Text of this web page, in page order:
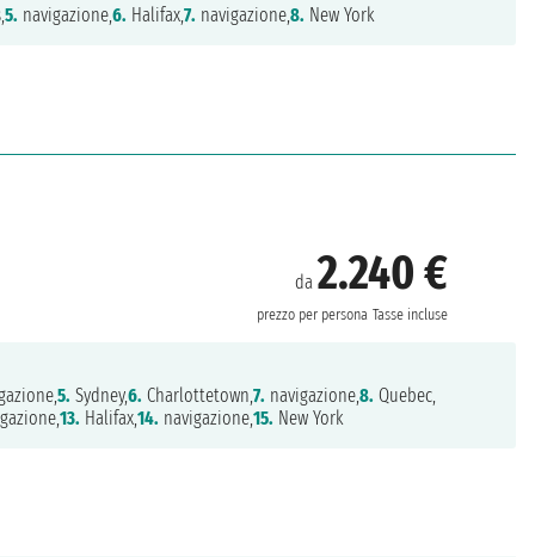
5. navigazione,6. Halifax,7. navigazione,8. New York
da2.240 €
prezzo per persona Tasse incluse
5. Sydney,6. Charlottetown,7. navigazione,8. Quebec,
13. Halifax,14. navigazione,15. New York